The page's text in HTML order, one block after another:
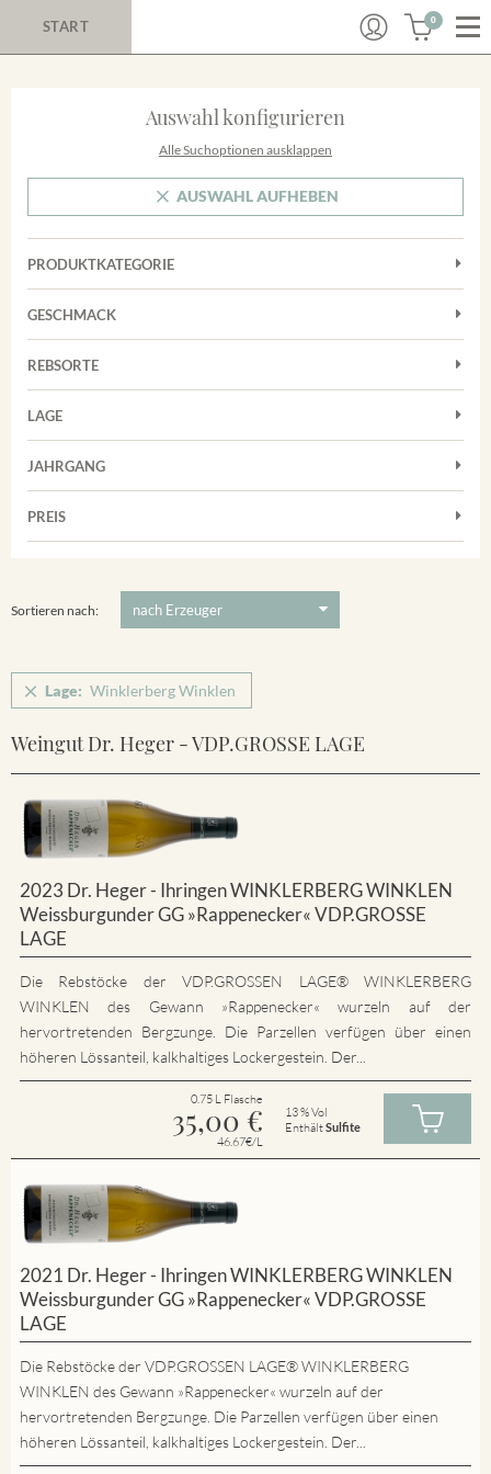
START 0
Auswahl konfigurieren
Alle Suchoptionen ausklappen
AUSWAHL AUFHEBEN
PRODUKTKATEGORIE
Cuvées
Rosé
Weißwein
GESCHMACK
Trocken
REBSORTE
Chardonnay
Grauburgunder
Riesling
LAGE
Achkarrer Schlossberg
Vorderer Winklerberg
Winklerberg Hinter Winklen
Winklerberg Winklen
Ihringen
JAHRGANG
PREIS
Sortieren nach:
Lage: Winklerberg Winklen
Weingut Dr. Heger - VDP.GROSSE LAGE
2023 Dr. Heger - Ihringen WINKLERBERG WINKLEN
Weissburgunder GG »Rappenecker« VDP.GROSSE
LAGE
Die Rebstöcke der VDP.GROSSEN LAGE® WINKLERBERG
WINKLEN des Gewann »Rappenecker« wurzeln auf der
hervortretenden Bergzunge. Die Parzellen verfügen über einen
höheren Lössanteil, kalkhaltiges Lockergestein. Der...
0.75 L Flasche
35,00 €
46.67€/L
13 % Vol
EnthältSulfite
2021 Dr. Heger - Ihringen WINKLERBERG WINKLEN
Weissburgunder GG »Rappenecker« VDP.GROSSE
LAGE
Die Rebstöcke der VDP.GROSSEN LAGE® WINKLERBERG
WINKLEN des Gewann »Rappenecker« wurzeln auf der
hervortretenden Bergzunge. Die Parzellen verfügen über einen
höheren Lössanteil, kalkhaltiges Lockergestein. Der...